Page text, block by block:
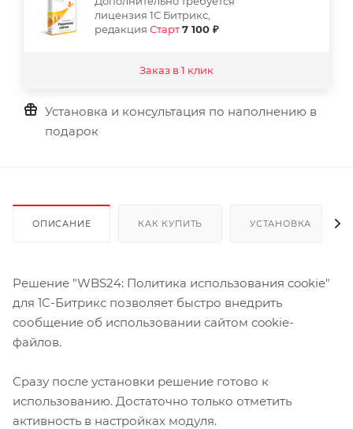
лицензия 1С Битрикс,
редакция Старт7 100 ₽
Заказ в 1 клик
Установка и консультация по наполнению в
подарок
ОПИСАНИЕ КАК КУПИТЬ УСТАНОВКА
Решение "WBS24: Политика использования cookie"
для 1С-Битрикс позволяет быстро внедрить
сообщение об использовании сайтом cookie-
файлов.
Сразу после установки решение готово к
использованию. Достаточно только отметить
активность в настройках модуля.